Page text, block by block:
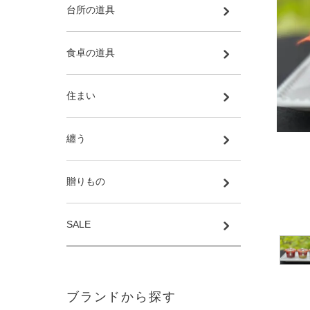
台所の道具
食卓の道具
住まい
纏う
贈りもの
SALE
ブランドから探す